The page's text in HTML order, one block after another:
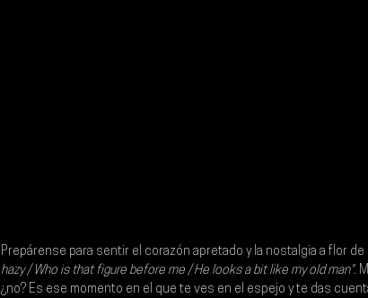
Prepárense para sentir el corazón apretado y la nostalgia a flor
hazy / Who is that figure before me / He looks a bit like my old man".
¿no? Es ese momento en el que te ves en el espejo y te das